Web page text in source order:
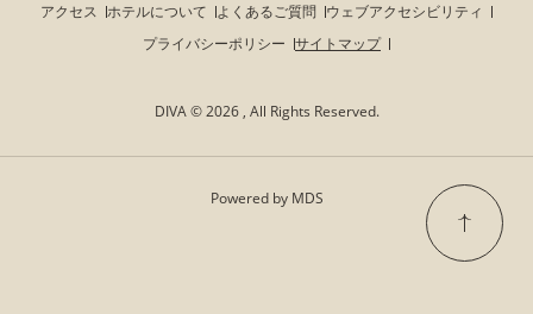
アクセス ホテルについて よくあるご質問 ウェブアクセシビリティ
プライバシーポリシー サイトマップ
DIVA © 2026 , All Rights Reserved.
Powered by MDS